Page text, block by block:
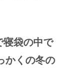
寝袋の中で
かくの冬の